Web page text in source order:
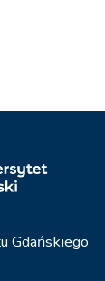
Gdańskiego